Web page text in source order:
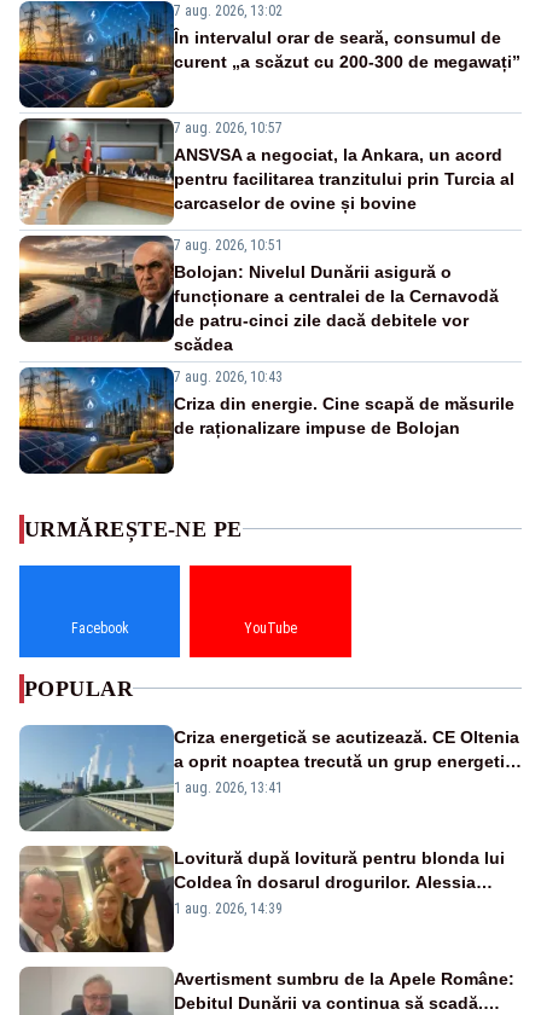
7 aug. 2026, 13:02
În intervalul orar de seară, consumul de
curent „a scăzut cu 200-300 de megawați”
7 aug. 2026, 10:57
ANSVSA a negociat, la Ankara, un acord
pentru facilitarea tranzitului prin Turcia al
carcaselor de ovine și bovine
7 aug. 2026, 10:51
Bolojan: Nivelul Dunării asigură o
funcționare a centralei de la Cernavodă
de patru-cinci zile dacă debitele vor
scădea
7 aug. 2026, 10:43
Criza din energie. Cine scapă de măsurile
de raționalizare impuse de Bolojan
URMĂREȘTE-NE PE
Facebook YouTube
POPULAR
Criza energetică se acutizează. CE Oltenia
a oprit noaptea trecută un grup energetic
de la Rovinari
1 aug. 2026, 13:41
Lovitură după lovitură pentru blonda lui
Coldea în dosarul drogurilor. Alessia
Păcuraru explică decizia magistraților
1 aug. 2026, 14:39
Avertisment sumbru de la Apele Române:
Debitul Dunării va continua să scadă.